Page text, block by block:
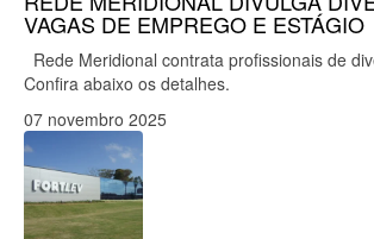
VAGAS DE EMPREGO E ESTÁGIO
Rede Meridional contrata profissionais de
Confira abaixo os detalhes.
07 novembro 2025